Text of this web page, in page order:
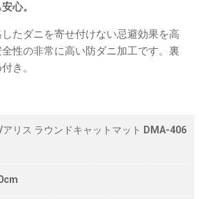
心。
たダニを寄せ付けない忌避効果を高
性の非常に高い防ダニ加工です。裏
き。
リス ラウンドキャットマット DMA-406